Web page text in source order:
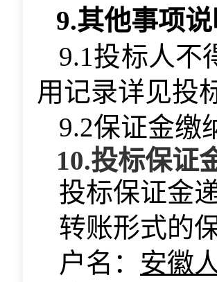
9.其他事项说
9.1投标人不
用记录详见投
9.2保证金缴
10.投标保证
投标保证金
转账形式的
户名： 安徽